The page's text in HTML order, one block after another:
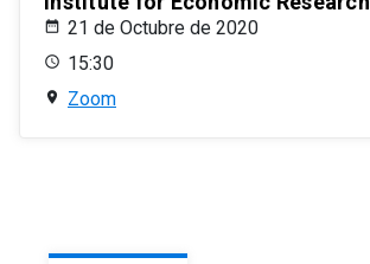
21 de Octubre de 2020
15:30
Zoom